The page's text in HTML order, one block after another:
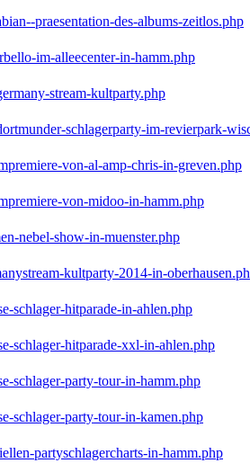
praesentation-des-albums-zeitlos.php
im-alleecenter-in-hamm.php
stream-kultparty.php
schlagerparty-im-revierpark-
von-al-amp-chris-in-greven.php
von-midoo-in-hamm.php
nebel-show-in-muenster.php
kultparty-2014-in-
schlager-hitparade-in-ahlen.php
schlager-hitparade-xxl-in-ahlen.php
schlager-party-tour-in-hamm.php
schlager-party-tour-in-kamen.php
partyschlagercharts-in-hamm.php